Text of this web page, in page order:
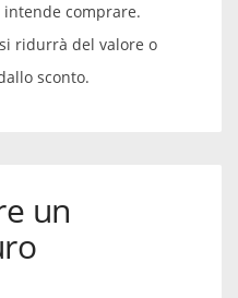
comprare.
ridurrà del valore o
sconto.
un